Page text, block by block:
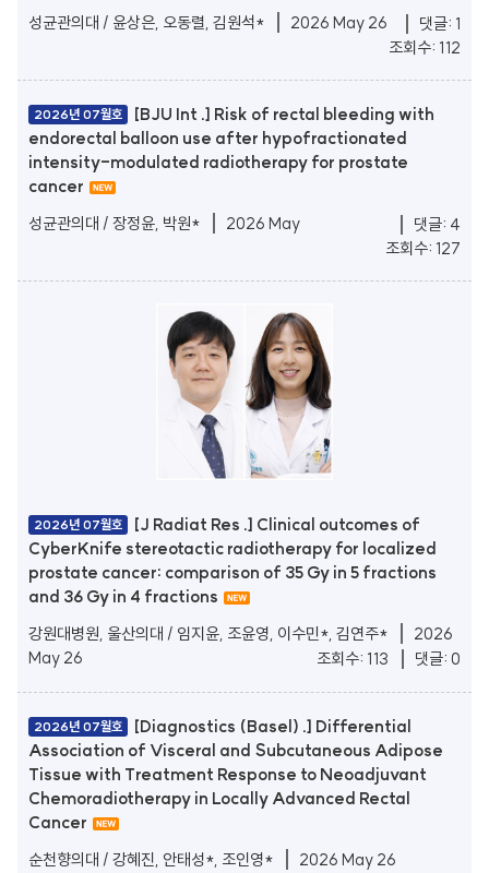
성균관의대 / 윤상은, 오동렬, 김원석*
2026 May 26
댓글: 1
조회수: 112
2026년 07월호
[BJU Int .] Risk of rectal bleeding with
endorectal balloon use after hypofractionated
intensity-modulated radiotherapy for prostate
cancer
성균관의대 / 장정윤, 박원*
2026 May
댓글: 4
조회수: 127
2026년 07월호
[J Radiat Res .] Clinical outcomes of
CyberKnife stereotactic radiotherapy for localized
prostate cancer: comparison of 35 Gy in 5 fractions
and 36 Gy in 4 fractions
강원대병원, 울산의대 / 임지윤, 조윤영, 이수민*, 김연주*
2026
May 26
댓글: 0
조회수: 113
2026년 07월호
[Diagnostics (Basel) .] Differential
Association of Visceral and Subcutaneous Adipose
Tissue with Treatment Response to Neoadjuvant
Chemoradiotherapy in Locally Advanced Rectal
Cancer
순천향의대 / 강혜진, 안태성*, 조인영*
2026 May 26